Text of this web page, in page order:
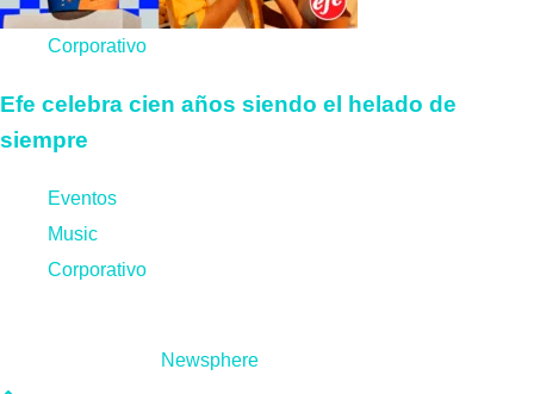
Corporativo
Efe celebra cien años siendo el helado de
siempre
Eventos
Music
Corporativo
Newsphere